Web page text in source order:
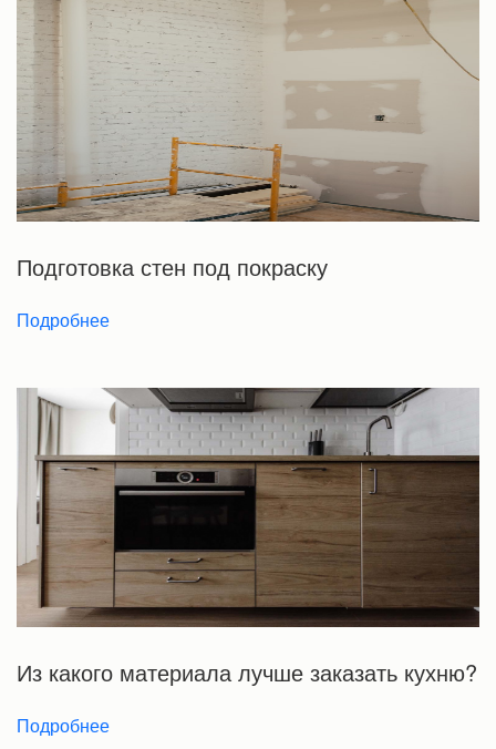
Подготовка стен под покраску
Подробнее
Из какого материала лучше заказать кухню?
Подробнее